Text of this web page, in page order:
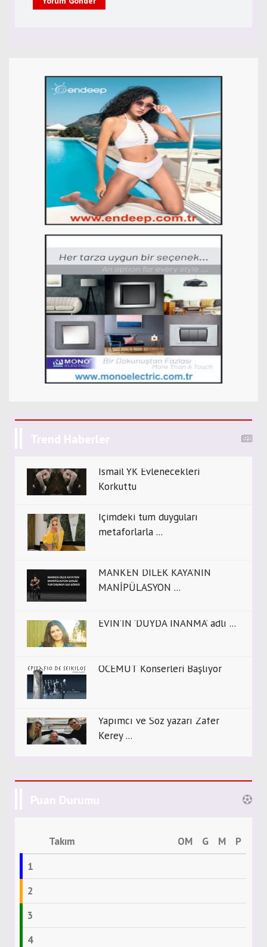
Trend Haberler
İsmail YK Evlenecekleri
Korkuttu
İçimdeki tüm duyguları
metaforlarla ...
MANKEN DİLEK KAYA’NIN
MANİPÜLASYON ...
EVİN’İN ‘DUYDA İNANMA’ adlı ...
OCEMUT Konserleri Başlıyor
Yapımcı ve Söz yazarı Zafer
Kerey ...
Puan Durumu
Takım OM G M
P
1
2
3
4